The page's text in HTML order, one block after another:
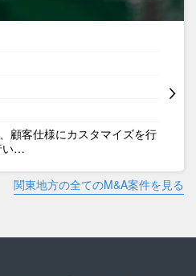
顧客仕様にカスタマイズを行
い…
関東地方の全てのM&A案件を見る